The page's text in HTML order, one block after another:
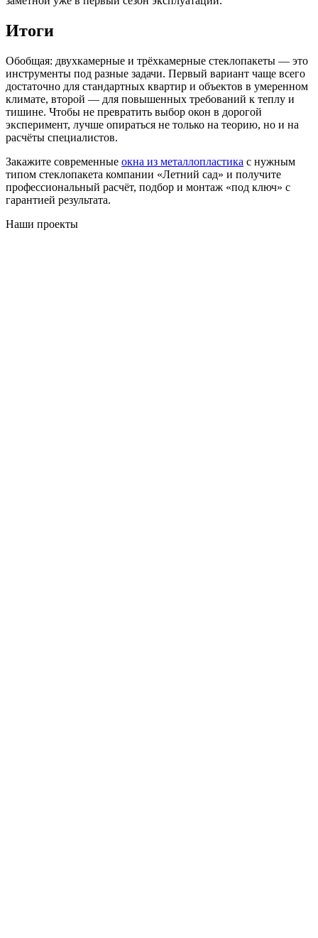
Итоги
Обобщая: двухкамерные и трёхкамерные стеклопакеты — это
инструменты под разные задачи. Первый вариант чаще всего
достаточно для стандартных квартир и объектов в умеренном
климате, второй — для повышенных требований к теплу и
тишине. Чтобы не превратить выбор окон в дорогой
эксперимент, лучше опираться не только на теорию, но и на
расчёты специалистов.
Закажите современные окна из металлопластика с нужным
типом стеклопакета компании «Летний сад» и получите
профессиональный расчёт, подбор и монтаж «под ключ» с
гарантией результата.
Наши проекты